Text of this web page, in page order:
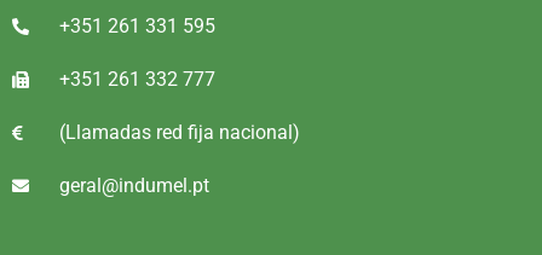
+351 261 331 595
+351 261 332 777
(Llamadas red fija nacional)
geral@indumel.pt